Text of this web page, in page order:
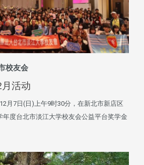
校友会
活动
月7日(日)上午9时30分，在新北市新店区
年度台北市淡江大学校友会公益平台奖学金